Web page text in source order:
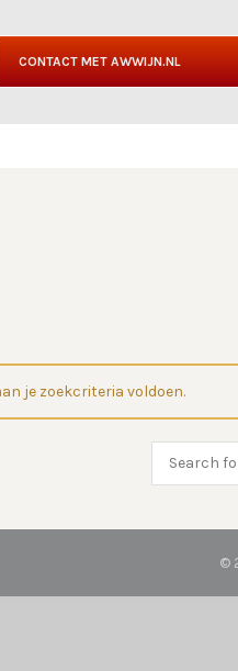
CONTACT MET AWWIJN.NL
je zoekcriteria voldoen.
©